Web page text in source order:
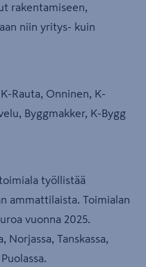
rakentamiseen,
niin yritys- kuin
Rauta, Onninen, K-
Byggmakker, K-Bygg
työllistää
ammattilaista. Toimialan
vuonna 2025.
Norjassa, Tanskassa,